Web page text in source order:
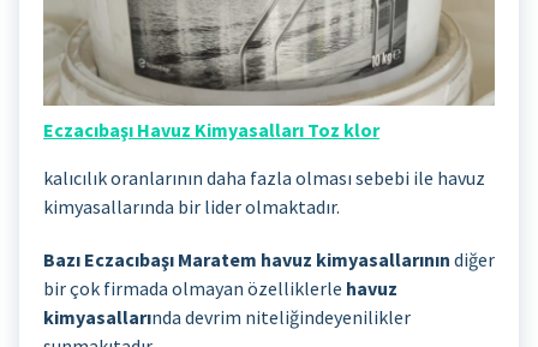
Eczacıbaşı Havuz Kimyasalları Toz klor
kalıcılık oranlarının daha fazla olması sebebi ile havuz
kimyasallarında bir lider olmaktadır.
Bazı Eczacıbaşı Maratem havuz kimyasallarının diğer
bir çok firmada olmayan özelliklerle havuz
kimyasallarında devrim niteliğindeyenilikler